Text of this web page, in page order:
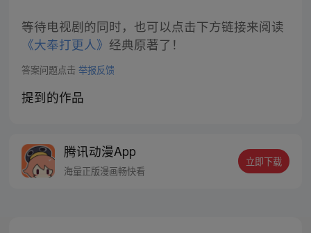
等待电视剧的同时，也可以点击下方链接来阅读
《大奉打更人》 经典原著了！
答案问题点击 举报反馈
提到的作品
腾讯动漫App
海量正版漫画畅快看
立即下载